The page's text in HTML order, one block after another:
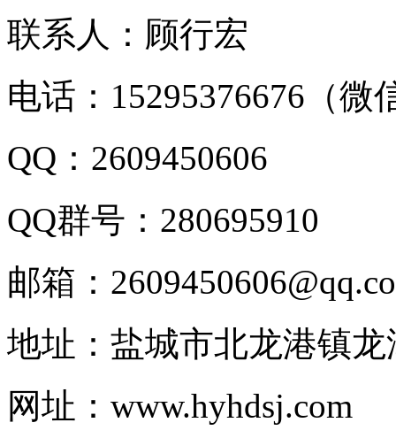
联系人：顾行宏
电话：15295376676（微
QQ：2609450606
QQ群号：280695910
邮箱：
地址：盐城市北龙港镇龙
网址：www.hyhdsj.com